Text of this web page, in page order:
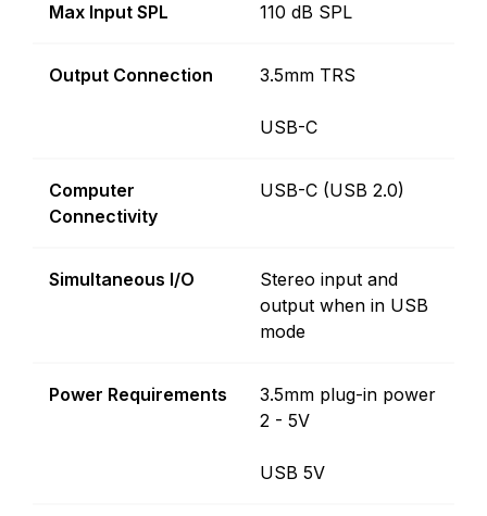
Max Input SPL 110 dB SPL
Output Connection 3.5mm TRS
USB-C
Computer
Connectivity
USB-C (USB 2.0)
Simultaneous I/O
Stereo input and
output when in USB
mode
Power Requirements
3.5mm plug-in power
2 - 5V
USB 5V